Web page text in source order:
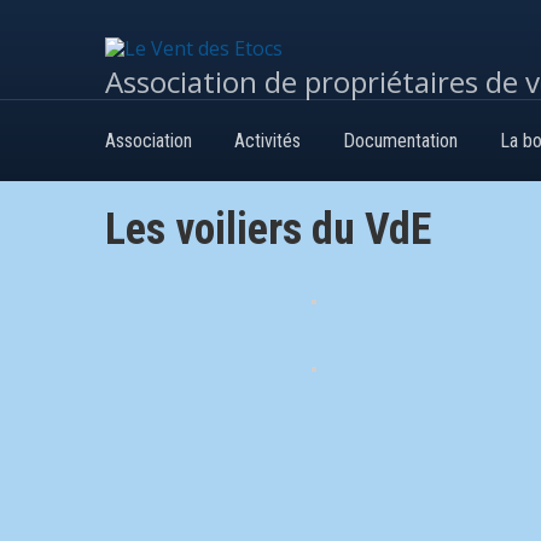
Association de propriétaires de
Association Activités Documentation La
Les voiliers du VdE